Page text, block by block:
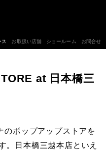
ス お取扱い店舗 ショールーム お問合せ
at 日本橋三
のポップアップストアを
。日本橋三越本店といえ